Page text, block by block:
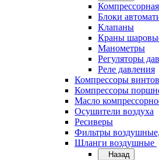
Блоки
Клапаны
Краны
Манометры
Регуляторы
Реле давления
Компрессоры
Компрессоры
Масло
Осушители воздуха
Ресиверы
Фильтры
Шланги воздушные
Назад